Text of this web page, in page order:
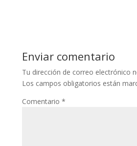
Enviar comentario
Tu dirección de correo electrónico
Los campos obligatorios están
Comentario *